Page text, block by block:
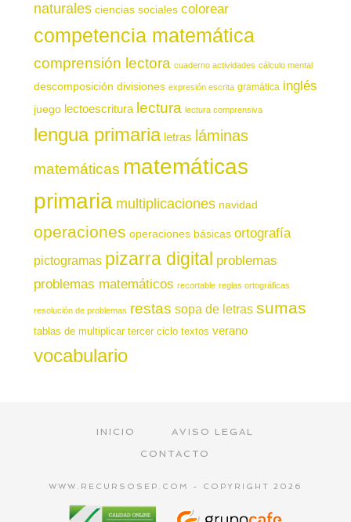
naturales ciencias sociales colorear
competencia matemática
comprensión lectora cuaderno actividades cálculo mental
descomposición divisiones expresión escrita gramática inglés
juego lectoescritura lectura lectura comprensiva
lengua primaria letras láminas
matemáticas matemáticas
primaria multiplicaciones navidad
operaciones operaciones básicas ortografía
pictogramas pizarra digital problemas
problemas matemáticos recortable reglas ortográficas
resolución de problemas restas sopa de letras sumas
tablas de multiplicar tercer ciclo textos verano
vocabulario
INICIO
AVISO LEGAL
CONTACTO
WWW.RECURSOSEP.COM - COPYRIGHT 2026